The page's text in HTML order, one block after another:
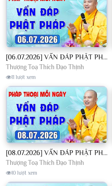
[06.07.2026] VẤN ĐÁP PHẬT PHÁP - Nghe Thầy giảng Pháp mỗi ngày CÔNG ĐỨC VÔ LƯỢNG│TT. Thích Đạo Thịnh
Thượng Toạ Thích Đạo Thịnh
11 lượt xem
[08.07.2026] VẤN ĐÁP PHẬT PHÁP - Nghe Thầy giảng Pháp mỗi ngày CÔNG ĐỨC VÔ LƯỢNG│TT. Thích Đạo Thịnh
Thượng Toạ Thích Đạo Thịnh
10 lượt xem